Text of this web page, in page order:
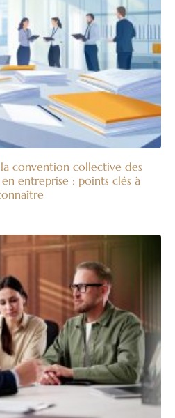
convention collective des
entreprise : points clés à